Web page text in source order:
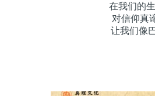
在我们的
对信仰真
让我们像